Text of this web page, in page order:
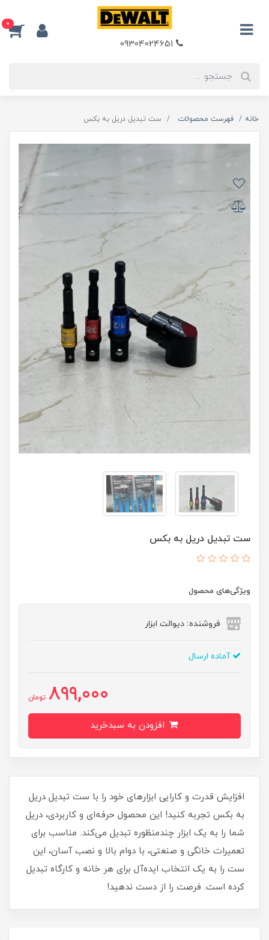
0
خانه فهرست محصولات ست تبدیل دریل به بکس
ست تبدیل دریل به بکس
ویژگی‌های محصول
فروشنده: دیوالت ابزار
آماده ارسال
899,000 تومان
افزایش قدرت و کارایی ابزارهای خود را با ست تبدیل دریل
به بکس تجربه کنید! این محصول حرفه‌ای و کاربردی، دریل
شما را به یک ابزار چندمنظوره تبدیل می‌کند. مناسب برای
تعمیرات خانگی و صنعتی، با دوام بالا و نصب آسان، این
ست را به یک انتخاب ایده‌آل برای هر خانه و کارگاه تبدیل
کرده است. فرصت را از دست ندهید!